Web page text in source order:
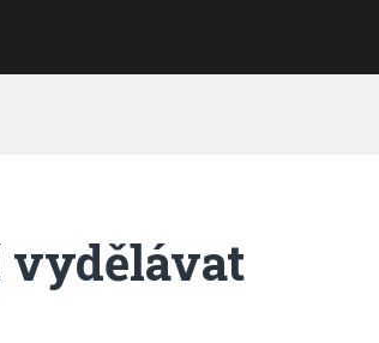
vydělávat